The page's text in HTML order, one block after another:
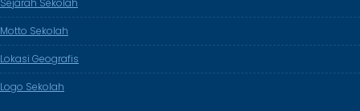
Sejarah Sekolah
Motto Sekolah
Lokasi Geografis
Logo Sekolah